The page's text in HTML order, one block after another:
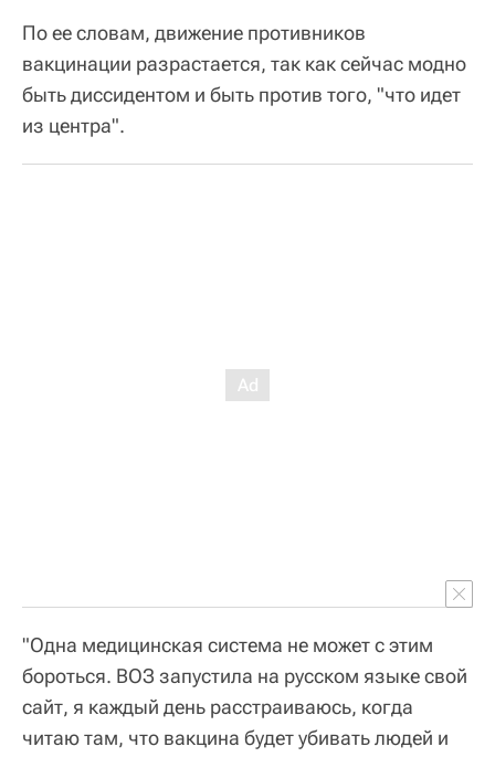
По ее словам, движение противников
вакцинации разрастается, так как сейчас модно
быть диссидентом и быть против того, "что идет
из центра".
"Одна медицинская система не может с этим
бороться. ВОЗ запустила на русском языке свой
сайт, я каждый день расстраиваюсь, когда
читаю там, что вакцина будет убивать людей и